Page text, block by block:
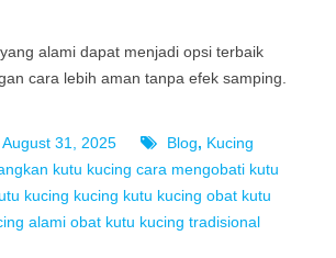
August 31, 2025 Blog, Kucing
kutu kucing cara mengobati kutu
kucing kucing kutu kucing obat kutu
alami obat kutu kucing tradisional